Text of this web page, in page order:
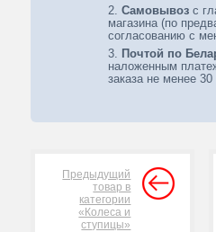
Самовывозс
магазина (по
согласованию с
Почтой по
наложенным
заказа не менее 30
Предыдущий
товар в
категории
«Колеса и
ступицы»